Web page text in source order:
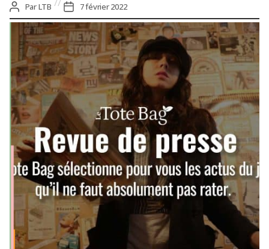
Auteur
de
l’article
ParLTB
Date
de
l’article
7 février 2022